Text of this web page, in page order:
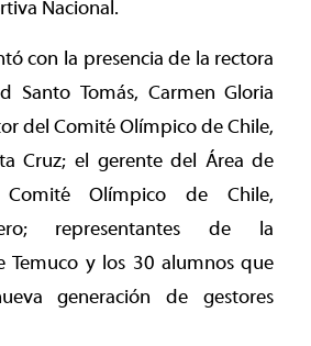
Nacional.
con la presencia de la rectora
Santo Tomás, Carmen Gloria
del Comité Olímpico de Chile,
Cruz; el gerente del Área de
Comité Olímpico de Chile,
representantes de la
Temuco y los 30 alumnos que
generación de gestores